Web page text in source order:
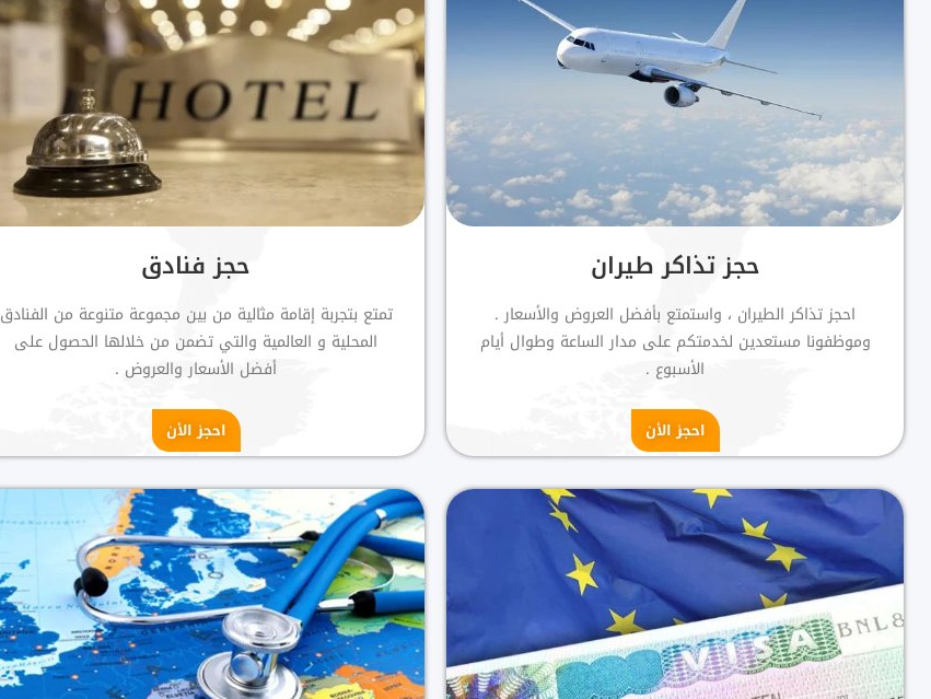
حجز تذاكر طيران
احجز تذاكر الطيران ، واستمتع بأفضل العروض والأسعار .
وموظفونا مستعدين لخدمتكم على مدار الساعة وطوال أيام
الأسبوع .
احجز الأن
حجز فنادق
تمتع بتجربة إقامة مثالية من بين مجموعة متنوعة من الفنادق
المحلية و العالمية والتي تضمن من خلالها الحصول على
أفضل الأسعار والعروض .
احجز الأن